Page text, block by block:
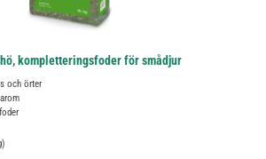
kompletteringsfoder för smådjur
och örter